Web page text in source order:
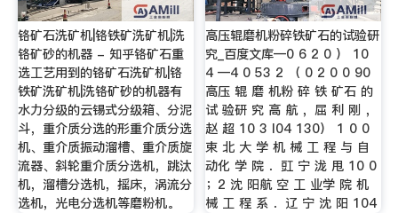
铬矿石洗矿机|铬铁矿洗矿机|洗
铬矿砂的机器 - 知乎铬矿石重
选工艺用到的铬矿石洗矿机|铬
铁矿洗矿机|洗铬矿砂的机器有
水力分级的云锡式分级箱、分泥
斗，重介质分选的形重介质分选
机、重介质振动溜槽、重介质旋
流器、斜轮重介质分选机，跳汰
机，溜槽分选机，摇床，涡流分
选机，光电分选机等磨粉机。
高压辊磨机粉碎铁矿石的试验研
究_百度文库—0 6 2 0 ） 10
4 —4 0 53 2 （ 0 2 0 0 90
高压 辊 磨 机粉 碎 铁 矿石 的
试 验研 究 高 航 ，屈 利 刚 ，
赵 超 10 3 l04 130） 1 0 0
束 北 大 学 机 械 工 程 与 自
动化 学 院 ．豇 宁 泷 甩 10 0
；2 沈 阳航 空 工 业学 院 机
械 工 程 系 ．辽 宁 沈 阳 104